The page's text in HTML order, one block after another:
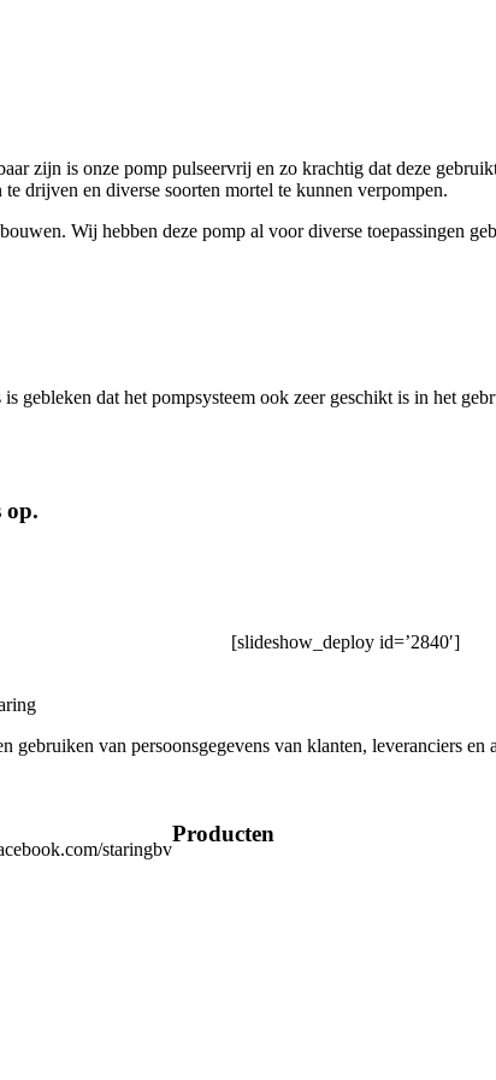
zijn is onze pomp pulseervrij en zo krachtig dat deze
drijven en diverse soorten mortel te kunnen verpompen.
Wij hebben deze pomp al voor diverse toepassingen
gebleken dat het pompsysteem ook zeer geschikt is in het
op.
[slideshow_deploy id=’2840′]
gebruiken van persoonsgegevens van klanten, leveranciers en
staringbv
Producten